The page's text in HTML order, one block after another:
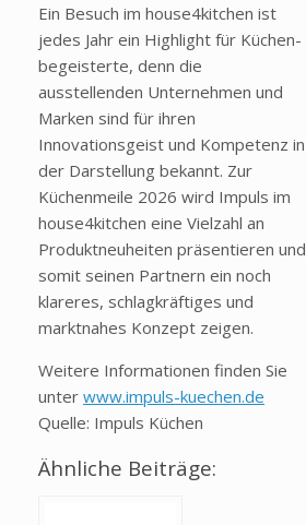
Ein Besuch im house4kitchen ist
jedes Jahr ein Highlight für Küchen-
begeisterte, denn die
ausstellenden Unternehmen und
Marken sind für ihren
Innovationsgeist und Kompetenz in
der Darstellung bekannt. Zur
Küchenmeile 2026 wird Impuls im
house4kitchen eine Vielzahl an
Produktneuheiten präsentieren und
somit seinen Partnern ein noch
klareres, schlagkräftiges und
marktnahes Konzept zeigen.
Weitere Informationen finden Sie
unter www.impuls-kuechen.de
Quelle: Impuls Küchen
Ähnliche Beiträge: